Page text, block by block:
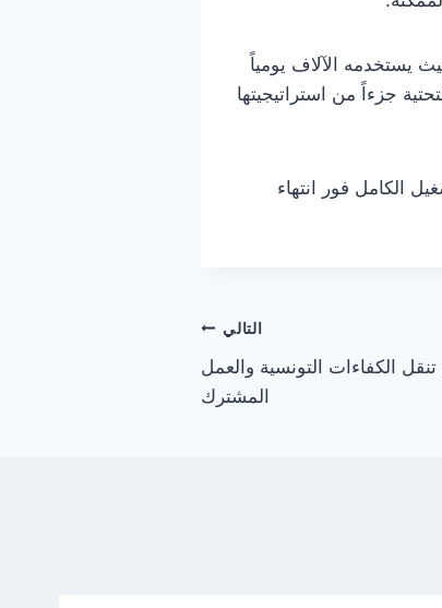
يستخدمه الآلاف يومياً
جزءاً من استراتيجيتها
الكامل فور انتهاء
التالي
الكفاءات التونسية والعمل
المشترك